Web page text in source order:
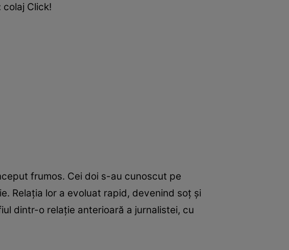
colaj Click!
frumos. Cei doi s-au cunoscut pe
Relația lor a evoluat rapid, devenind soț și
dintr-o relație anterioară a jurnalistei, cu